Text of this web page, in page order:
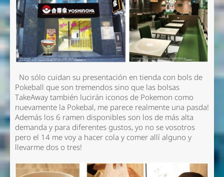
No sólo cuidan su presentación en tienda con bols de
Pokeball que son tremendos sino que las bolsas
TakeAway también lucirán iconos de Pokemon como
nuevamente la Pokebal, me parece realmente una pasda!
Además los 6 ramen disponibles son los de más alta
demanda y para diferentes gustos, yo no se vosotros
pero el 14 me voy a hacer cola y comer allí alguno y
llevarme dos o tres!